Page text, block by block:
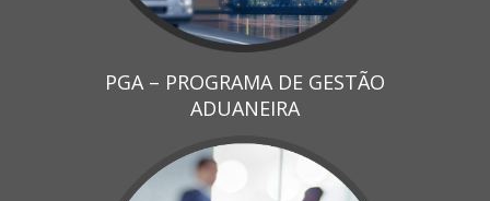
PGA – PROGRAMA DE GESTÃO
ADUANEIRA